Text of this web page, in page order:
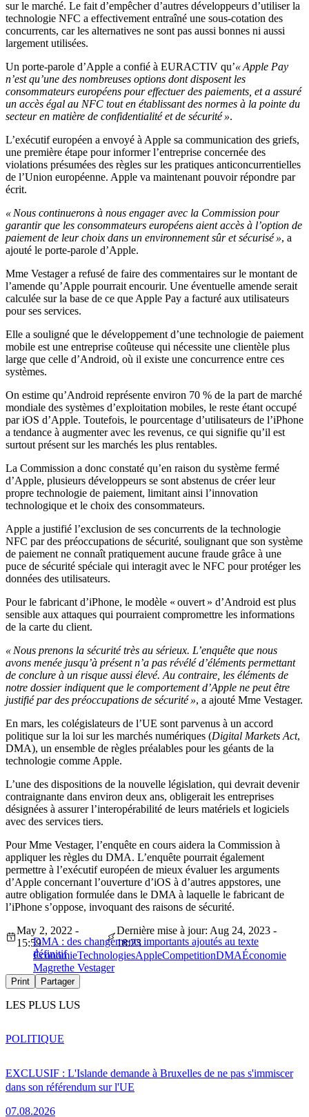
sur le marché. Le fait d’empêcher d’autres développeurs d’utiliser la
technologie NFC a effectivement entraîné une sous-cotation des
concurrents, car les alternatives ne sont pas aussi bonnes ni aussi
largement utilisées.
Un porte-parole d’Apple a confié à EURACTIV qu’« Apple Pay
n’est qu’une des nombreuses options dont disposent les
consommateurs européens pour effectuer des paiements, et a assuré
un accès égal au NFC tout en établissant des normes à la pointe du
secteur en matière de confidentialité et de sécurité ».
L’exécutif européen a envoyé à Apple sa communication des griefs,
une première étape pour informer l’entreprise concernée des
violations présumées des règles sur les pratiques anticoncurrentielles
de l’Union européenne. Apple va maintenant pouvoir répondre par
écrit.
« Nous continuerons à nous engager avec la Commission pour
garantir que les consommateurs européens aient accès à l’option de
paiement de leur choix dans un environnement sûr et sécurisé », a
ajouté le porte-parole d’Apple.
Mme Vestager a refusé de faire des commentaires sur le montant de
l’amende qu’Apple pourrait encourir. Une éventuelle amende serait
calculée sur la base de ce que Apple Pay a facturé aux utilisateurs
pour ses services.
Elle a souligné que le développement d’une technologie de paiement
mobile est une entreprise coûteuse qui nécessite une clientèle plus
large que celle d’Android, où il existe une concurrence entre ces
systèmes.
On estime qu’Android représente environ 70 % de la part de marché
mondiale des systèmes d’exploitation mobiles, le reste étant occupé
par iOS d’Apple. Toutefois, le pourcentage d’utilisateurs de l’iPhone
a tendance à augmenter avec les revenus, ce qui signifie qu’il est
surtout présent sur les marchés les plus rentables.
La Commission a donc constaté qu’en raison du système fermé
d’Apple, plusieurs développeurs se sont abstenus de créer leur
propre technologie de paiement, limitant ainsi l’innovation
technologique et le choix des consommateurs.
Apple a justifié l’exclusion de ses concurrents de la technologie
NFC par des préoccupations de sécurité, soulignant que son système
de paiement ne connaît pratiquement aucune fraude grâce à une
puce de sécurité spéciale qui interagit avec le NFC pour protéger les
données des utilisateurs.
Pour le fabricant d’iPhone, le modèle « ouvert » d’Android est plus
sensible aux attaques qui pourraient compromettre les informations
de la carte du client.
« Nous prenons la sécurité très au sérieux. L’enquête que nous
avons menée jusqu’à présent n’a pas révélé d’éléments permettant
de conclure à un risque aussi élevé. Au contraire, les éléments de
notre dossier indiquent que le comportement d’Apple ne peut être
justifié par des préoccupations de sécurité », a ajouté Mme Vestager.
En mars, les colégislateurs de l’UE sont parvenus à un accord
politique sur la loi sur les marchés numériques (Digital Markets Act,
DMA), un ensemble de règles préalables pour les géants de la
technologie comme Apple.
L’une des dispositions de la nouvelle législation, qui devrait devenir
contraignante dans environ deux ans, obligerait les entreprises
désignées à assurer l’interopérabilité de leurs matériels et logiciels
avec des services tiers.
Pour Mme Vestager, l’enquête en cours aidera la Commission à
appliquer les règles du DMA. L’enquête pourrait également
permettre à l’exécutif européen de mieux évaluer les arguments
d’Apple concernant l’ouverture d’iOS à d’autres appstores, une
autre obligation formulée dans le DMA à laquelle le fabricant de
l’iPhone s’oppose, invoquant des raisons de sécurité.
DMA : des changements importants ajoutés au texte
définitif
May 2, 2022 -
15:59
Dernière mise à jour: Aug 24, 2023 -
18:23
ÉconomieTechnologiesAppleCompetitionDMAÉconomie
Magrethe Vestager
Print Partager
LES PLUS LUS
EXCLUSIF : L'Islande demande à Bruxelles de ne pas s'immiscer
dans son référendum sur l'UE
07.08.2026
POLITIQUE